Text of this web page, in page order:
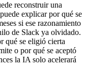
reconstruir una
explicar por qué se
si ese razonamiento
de Slack ya olvidado.
qué se eligió cierta
o por qué se aceptó
la IA solo acelerará